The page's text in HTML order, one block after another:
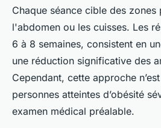
Chaque séance cible des zones
l'abdomen ou les cuisses. Les
6 à 8 semaines, consistent en
une réduction significative des
Cependant, cette approche
personnes atteintes d’obésité
examen médical préalable.